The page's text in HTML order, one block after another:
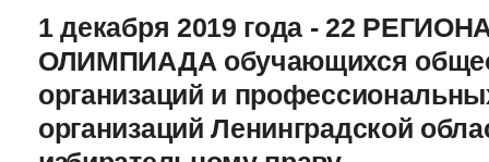
1 декабря 2019 года - 22
ОЛИМПИАДА обучающихся
организаций и
организаций Ленинградской